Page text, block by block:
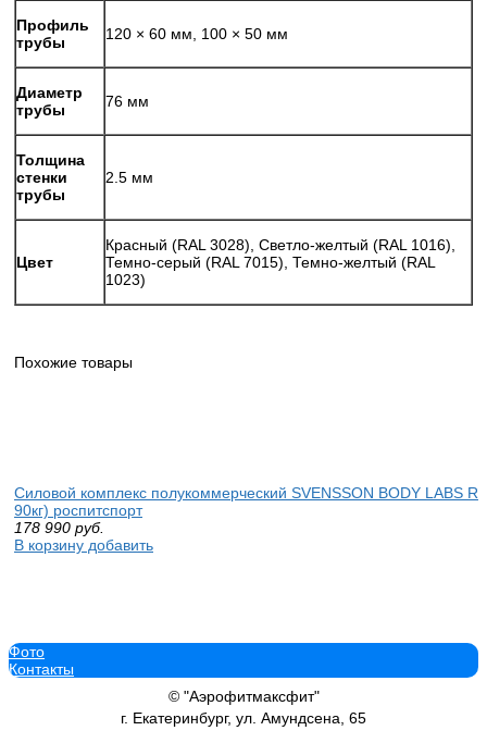
Профиль
трубы
120 × 60 мм, 100 × 50 мм
Диаметр
трубы
76 мм
Толщина
стенки
трубы
2.5 мм
Цвет
Красный (RAL 3028), Светло-желтый (RAL 1016),
Темно-серый (RAL 7015), Темно-желтый (RAL
1023)
Похожие товары
Силовой комплекс полукоммерческий SVENSSON BODY LABS
90кг) роспитспорт
178 990 руб.
В корзину добавить
GLT PL12 «Горизонтальный жим от груди» скамья для жима
В корзину добавить
Фото
Контакты
© "Аэрофитмаксфит"
г. Екатеринбург, ул. Амундсена, 65